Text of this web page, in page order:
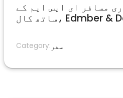
مسافر ای ایس ایم کے
ساتھ کال، Edmber & Data 2026ء – The
Projecties -
Category: سفر